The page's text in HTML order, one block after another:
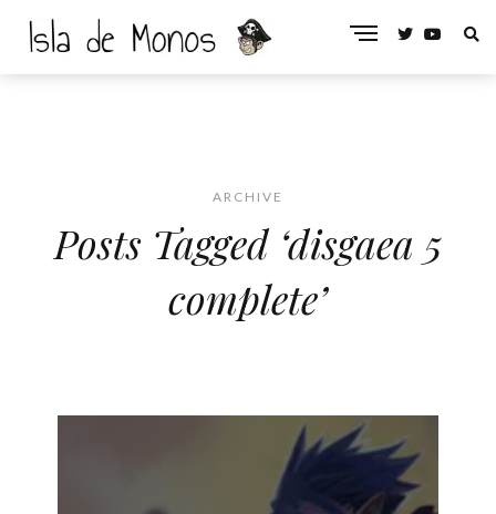
ARCHIVE
Posts Tagged ‘disgaea 5
complete’